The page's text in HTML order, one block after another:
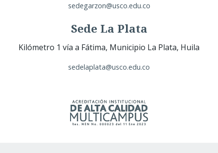
sedegarzon@usco.edu.co
Sede La Plata
Kilómetro 1 vía a Fátima, Municipio La Plata, Huila
sedelaplata@usco.edu.co